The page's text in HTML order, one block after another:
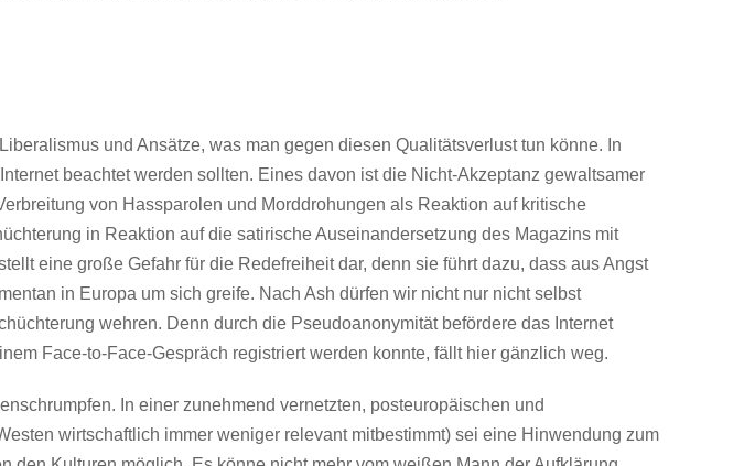
und Ansätze, was man gegen diesen Qualitätsverlust tun könne. In
beachtet werden sollten. Eines davon ist die Nicht-Akzeptanz gewaltsamer
von Hassparolen und Morddrohungen als Reaktion auf kritische
in Reaktion auf die satirische Auseinandersetzung des Magazins mit
eine große Gefahr für die Redefreiheit dar, denn sie führt dazu, dass aus Angst
in Europa um sich greife. Nach Ash dürfen wir nicht nur nicht selbst
wehren. Denn durch die Pseudoanonymität befördere das Internet
Face-to-Face-Gespräch registriert werden konnte, fällt hier gänzlich weg.
In einer zunehmend vernetzten, posteuropäischen und
wirtschaftlich immer weniger relevant mitbestimmt) sei eine Hinwendung zum